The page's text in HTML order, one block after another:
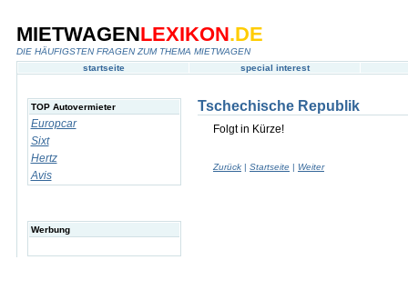
MIETWAGENLEXIKON.DE
DIE HÄUFIGSTEN FRAGEN ZUM THEMA MIETWAGEN
startseite
special interest
TOP Autovermieter
Europcar
Sixt
Hertz
Avis
Werbung
Tschechische Republik
Folgt in Kürze!
Zurück | Startseite | Weiter